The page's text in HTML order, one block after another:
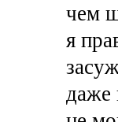
чем
я
даже